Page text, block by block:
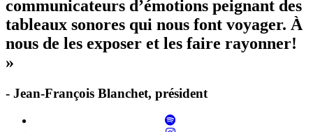
communicateurs d’émotions peignant des
tableaux sonores qui nous font voyager. À
nous de les exposer et les faire rayonner!
»
- Jean-François Blanchet, président